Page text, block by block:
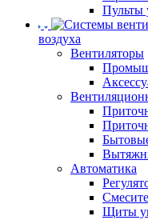
Пульты
воздуха
Вентиляторы
Автоматика
Щиты